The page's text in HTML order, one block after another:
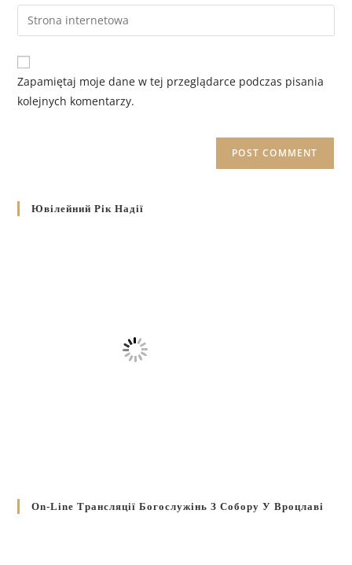
Zapamiętaj moje dane w tej przeglądarce podczas pisania
kolejnych komentarzy.
Ювілейний Рік Надії
On-Line Трансляції Богослужінь З Собору У Вроцлаві